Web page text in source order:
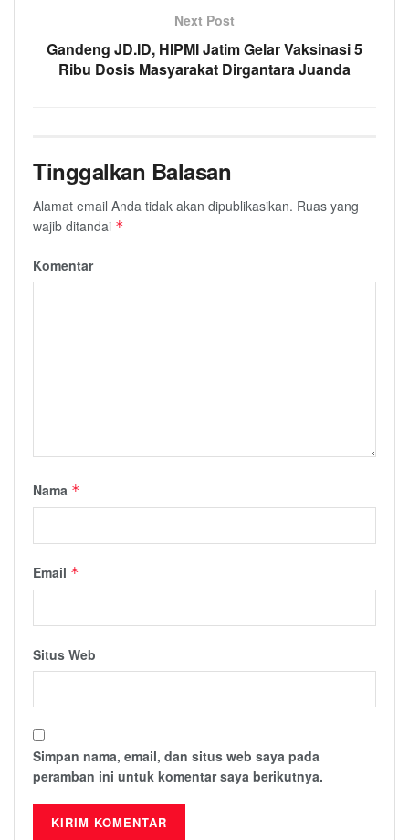
Next Post
Gandeng JD.ID, HIPMI Jatim Gelar Vaksinasi 5
Ribu Dosis Masyarakat Dirgantara Juanda
Tinggalkan Balasan
Alamat email Anda tidak akan dipublikasikan. Ruas yang
wajib ditandai *
Komentar
Nama *
Email *
Situs Web
Simpan nama, email, dan situs web saya pada
peramban ini untuk komentar saya berikutnya.